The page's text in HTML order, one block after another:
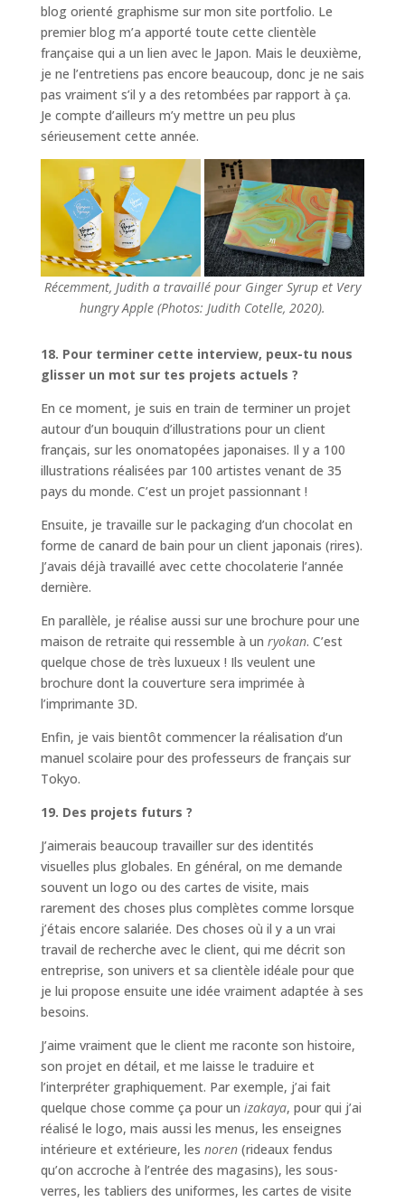
blog orienté graphisme sur mon site portfolio. Le
premier blog m’a apporté toute cette clientèle
française qui a un lien avec le Japon. Mais le deuxième,
je ne l’entretiens pas encore beaucoup, donc je ne sais
pas vraiment s’il y a des retombées par rapport à ça.
Je compte d’ailleurs m’y mettre un peu plus
sérieusement cette année.
Récemment, Judith a travaillé pour Ginger Syrup et Very
hungry Apple (Photos: Judith Cotelle, 2020).
18. Pour terminer cette interview, peux-tu nous
glisser un mot sur tes projets actuels ?
En ce moment, je suis en train de terminer un projet
autour d’un bouquin d’illustrations pour un client
français, sur les onomatopées japonaises. Il y a 100
illustrations réalisées par 100 artistes venant de 35
pays du monde. C’est un projet passionnant !
Ensuite, je travaille sur le packaging d’un chocolat en
forme de canard de bain pour un client japonais (rires).
J’avais déjà travaillé avec cette chocolaterie l’année
dernière.
En parallèle, je réalise aussi sur une brochure pour une
maison de retraite qui ressemble à un ryokan. C’est
quelque chose de très luxueux ! Ils veulent une
brochure dont la couverture sera imprimée à
l’imprimante 3D.
Enfin, je vais bientôt commencer la réalisation d’un
manuel scolaire pour des professeurs de français sur
Tokyo.
19. Des projets futurs ?
J’aimerais beaucoup travailler sur des identités
visuelles plus globales. En général, on me demande
souvent un logo ou des cartes de visite, mais
rarement des choses plus complètes comme lorsque
j’étais encore salariée. Des choses où il y a un vrai
travail de recherche avec le client, qui me décrit son
entreprise, son univers et sa clientèle idéale pour que
je lui propose ensuite une idée vraiment adaptée à ses
besoins.
J’aime vraiment que le client me raconte son histoire,
son projet en détail, et me laisse le traduire et
l’interpréter graphiquement. Par exemple, j’ai fait
quelque chose comme ça pour un izakaya, pour qui j’ai
réalisé le logo, mais aussi les menus, les enseignes
intérieure et extérieure, les noren(rideaux fendus
qu’on accroche à l’entrée des magasins), les sous-
verres, les tabliers des uniformes, les cartes de visite